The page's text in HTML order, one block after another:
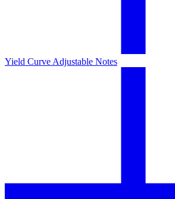
Yield Curve Adjustable Notes